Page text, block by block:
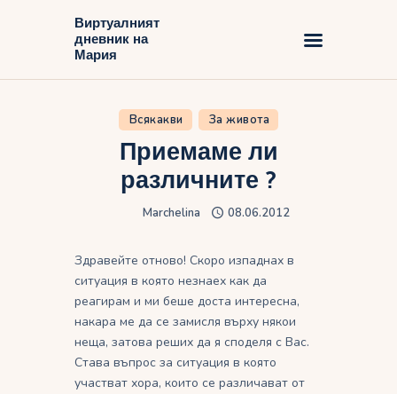
Виртуалният
дневник на
Мария
Виртуалният дневник на Мария
Блог Всякакви За живота
Приемаме ли
различните ?
Marchelina 08.06.2012
Здравейте отново! Скоро изпаднах в
ситуация в която незнаех как да
реагирам и ми беше доста интересна,
накара ме да се замисля върху някои
неща, затова реших да я споделя с Вас.
Става въпрос за ситуация в която
участват хора, които се различават от